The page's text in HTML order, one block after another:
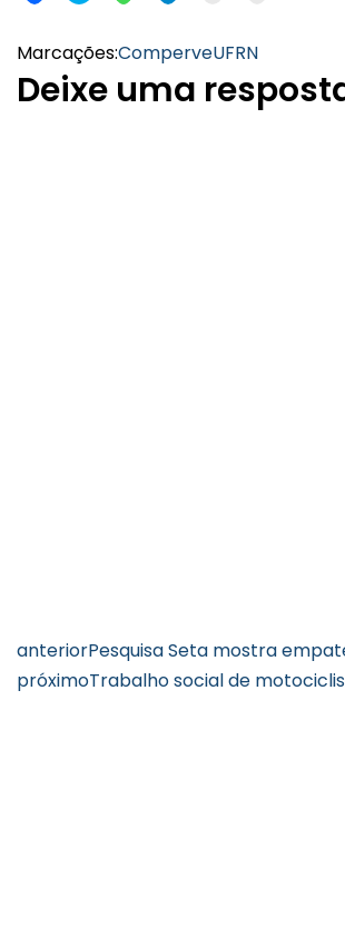
Marcações:ComperveUFRN
Deixe uma
anteriorPesquisa Seta mostra
próximoTrabalho social de